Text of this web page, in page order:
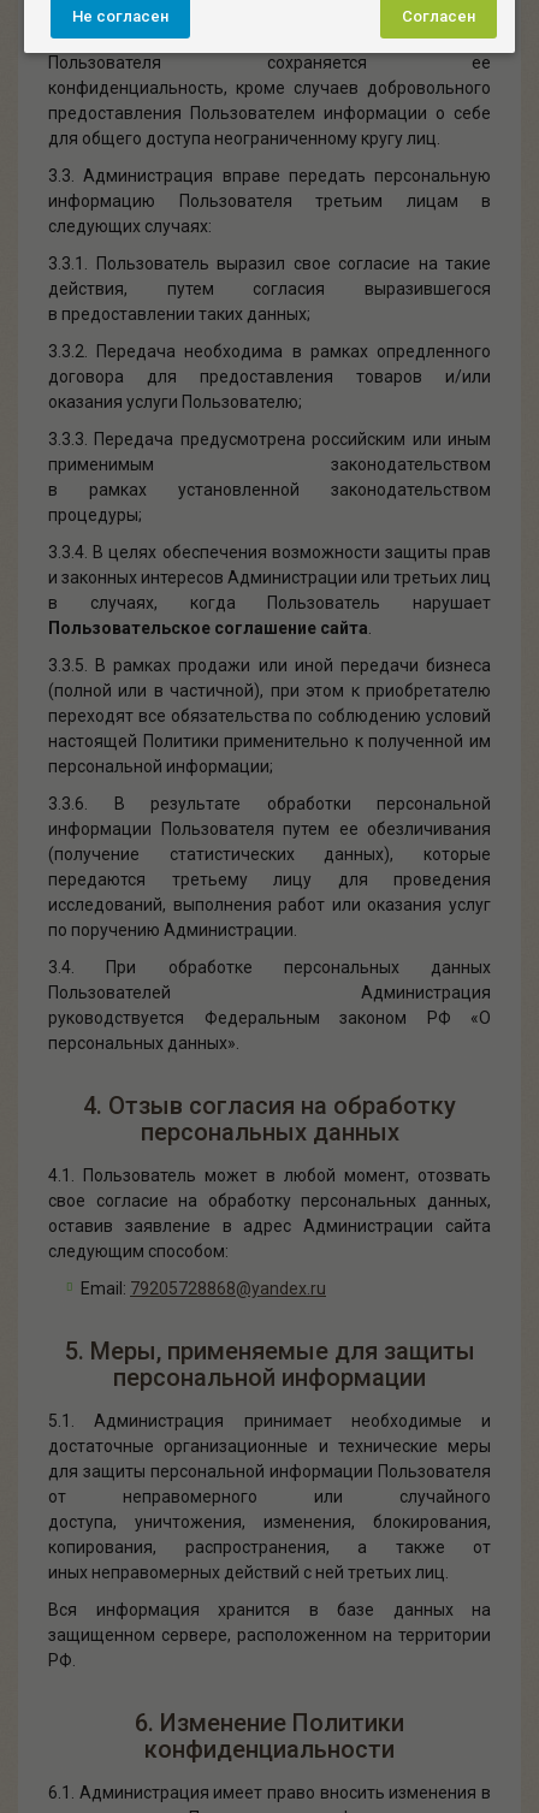
3.2. В отношении персональной информации
Пользователя сохраняется ее
конфиденциальность, кроме случаев добровольного
предоставления Пользователем информации о себе
для общего доступа неограниченному кругу лиц.
3.3. Администрация вправе передать персональную
информацию Пользователя третьим лицам в
следующих случаях:
3.3.1. Пользователь выразил свое согласие на такие
действия, путем согласия выразившегося
в предоставлении таких данных;
3.3.2. Передача необходима в рамках опредленного
договора для предоставления товаров и/или
оказания услуги Пользователю;
3.3.3. Передача предусмотрена российским или иным
применимым законодательством
в рамках установленной законодательством
процедуры;
3.3.4. В целях обеспечения возможности защиты прав
и законных интересов Администрации или третьих лиц
в случаях, когда Пользователь нарушает
Пользовательское соглашение сайта
3.3.5. В рамках продажи или иной передачи бизнеса
(полной или в частичной), при этом к приобретателю
переходят все обязательства по соблюдению условий
настоящей Политики применительно к полученной им
персональной информации;
3.3.6. В результате обработки персональной
информации Пользователя путем ее обезличивания
(получение статистических данных), которые
передаются третьему лицу для проведения
исследований, выполнения работ или оказания услуг
по поручению Администрации.
3.4. При обработке персональных данных
Пользователей Администрация
руководствуется Федеральным законом РФ «О
персональных данных».
4. Отзыв согласия на обработку
персональных данных
4.1. Пользователь может в любой момент, отозвать
свое согласие на обработку персональных данных,
оставив заявление в адрес Администрации сайта
следующим способом:
Email: 79205728868@yandex.ru
5. Меры, применяемые для защиты
персональной информации
5.1. Администрация принимает необходимые и
достаточные организационные и технические меры
для защиты персональной информации Пользователя
от неправомерного или случайного
доступа, уничтожения, изменения, блокирования,
копирования, распространения, а также от
иных неправомерных действий с ней третьих лиц.
Вся информация хранится в базе данных на
защищенном сервере, расположенном на территории
РФ.
6. Изменение Политики
конфиденциальности
6.1. Администрация имеет право вносить изменения в
Согласен
Не согласен